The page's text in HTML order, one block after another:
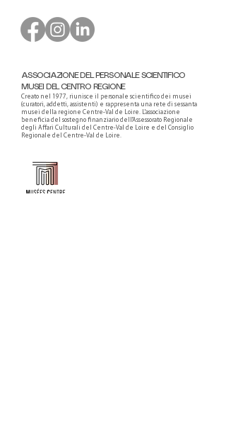
ASSOCIAZIONE DEL PERSONALE SCIENTIFICO
MUSEI DEL CENTRO REGIONE
Creato nel 1977, riunisce il personale scientifico dei musei
(curatori, addetti, assistenti) e rappresenta una rete di sessanta
musei della regione Centre-Val de Loire. L'associazione
beneficia del sostegno finanziario dell'Assessorato Regionale
degli Affari Culturali del Centre-Val de Loire e del Consiglio
Regionale del Centre-Val de Loire.